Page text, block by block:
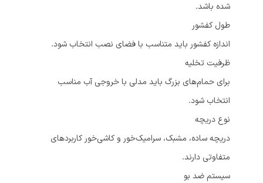
شده باشد.
طول کفشور
اندازه کفشور باید متناسب با فضای نصب انتخاب شود.
ظرفیت تخلیه
برای حمام‌های بزرگ باید مدلی با خروجی آب مناسب
انتخاب شود.
نوع دریچه
دریچه ساده، مشبک، سرامیک‌خور و کاشی‌خور کاربردهای
متفاوتی دارند.
سیستم ضد بو